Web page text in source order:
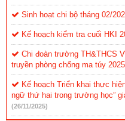
Sinh hoạt chi bộ tháng 02/
Kế hoạch kiểm tra cuối HKI
Chi đoàn trường TH&THCS
truyền phòng chống ma túy 2025
Kế hoạch Triển khai thực
ngữ thứ hai trong trường học”
(26/11/2025)